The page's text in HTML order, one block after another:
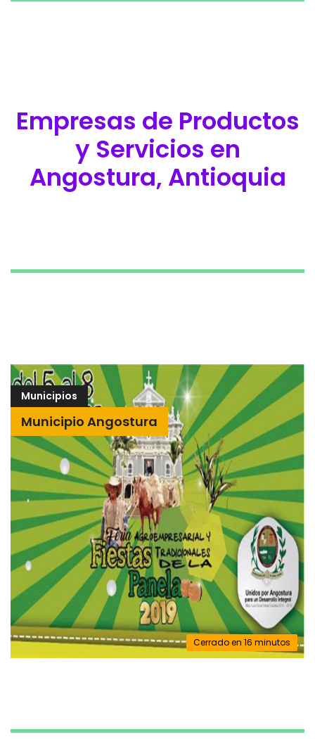
Empresas de Productos
y Servicios en
Angostura, Antioquia
Cerrado en 16 minutos
Municipios
Municipio Angostura